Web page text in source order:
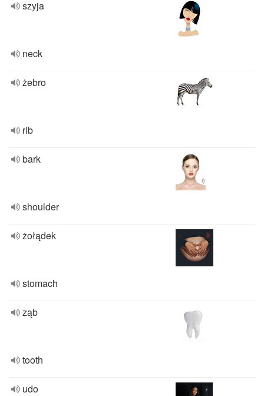
szyja
neck
żebro
rib
bark
shoulder
żołądek
stomach
ząb
tooth
udo